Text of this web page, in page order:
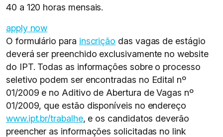
40 a 120 horas mensais.
apply now
O formulário para inscrição das vagas de estágio
deverá ser preenchido exclusivamente no website
do IPT. Todas as informações sobre o processo
seletivo podem ser encontradas no Edital nº
01/2009 e no Aditivo de Abertura de Vagas nº
01/2009, que estão disponíveis no endereço
www.ipt.br/trabalhe, e os candidatos deverão
preencher as informações solicitadas no link